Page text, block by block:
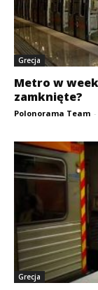
Grecja
Metro w
zamknięte?
Polonorama Team -
Grecja